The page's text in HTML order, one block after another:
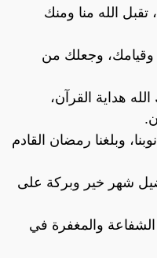
الله منا ومنك
وقيامك، وجعلك من
هداية القرآن،
وبلغنا رمضان القادم
شهر خير وبركة على
الشفاعة والمغفرة في